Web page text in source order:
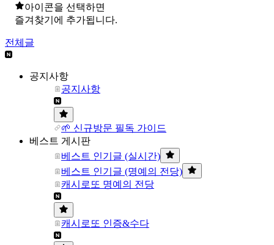
아이콘을 선택하면
즐겨찾기에 추가됩니다.
전체글
공지사항
공지사항
🌱 신규방문 필독 가이드
베스트 게시판
베스트 인기글 (실시간)
베스트 인기글 (명예의 전당)
캐시로또 명예의 전당
캐시로또 인증&수다